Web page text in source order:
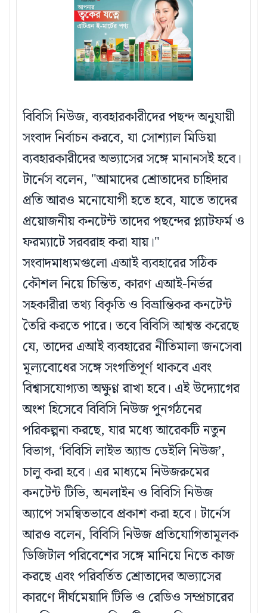
বিবিসি নিউজ, ব্যবহারকারীদের পছন্দ অনুযায়ী
সংবাদ নির্বাচন করবে, যা সোশ্যাল মিডিয়া
ব্যবহারকারীদের অভ্যাসের সঙ্গে মানানসই হবে।
টার্নেস বলেন, "আমাদের শ্রোতাদের চাহিদার
প্রতি আরও মনোযোগী হতে হবে, যাতে তাদের
প্রয়োজনীয় কনটেন্ট তাদের পছন্দের প্ল্যাটফর্ম ও
ফরম্যাটে সরবরাহ করা যায়।"
সংবাদমাধ্যমগুলো এআই ব্যবহারের সঠিক
কৌশল নিয়ে চিন্তিত, কারণ এআই-নির্ভর
সহকারীরা তথ্য বিকৃতি ও বিভ্রান্তিকর কনটেন্ট
তৈরি করতে পারে। তবে বিবিসি আশ্বস্ত করেছে
যে, তাদের এআই ব্যবহারের নীতিমালা জনসেবা
মূল্যবোধের সঙ্গে সংগতিপূর্ণ থাকবে এবং
বিশ্বাসযোগ্যতা অক্ষুণ্ণ রাখা হবে। এই উদ্যোগের
অংশ হিসেবে বিবিসি নিউজ পুনর্গঠনের
পরিকল্পনা করছে, যার মধ্যে আরেকটি নতুন
বিভাগ, ‘বিবিসি লাইভ অ্যান্ড ডেইলি নিউজ’,
চালু করা হবে। এর মাধ্যমে নিউজরুমের
কনটেন্ট টিভি, অনলাইন ও বিবিসি নিউজ
অ্যাপে সমন্বিতভাবে প্রকাশ করা হবে। টার্নেস
আরও বলেন, বিবিসি নিউজ প্রতিযোগিতামূলক
ডিজিটাল পরিবেশের সঙ্গে মানিয়ে নিতে কাজ
করছে এবং পরিবর্তিত শ্রোতাদের অভ্যাসের
কারণে দীর্ঘমেয়াদি টিভি ও রেডিও সম্প্রচারের